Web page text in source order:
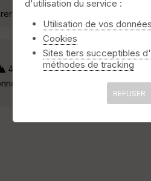
deux choses: l'état du terrain
400 m
grimpettes et de bonnes
d'utilisation du service :
Utilisation de vos
Cookies
Sites tiers succeptibles
méthodes de tracking
REFUSER